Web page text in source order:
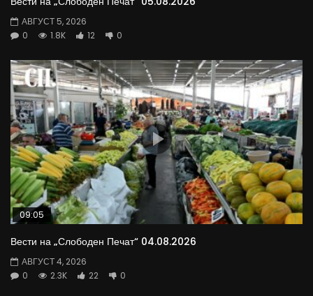
АВГУСТ 5, 2026
0
1.8K 12 0
09:05
Вести на „Слободен Печат“ 04.08.2026
АВГУСТ 4, 2026
0
2.3K 22 0